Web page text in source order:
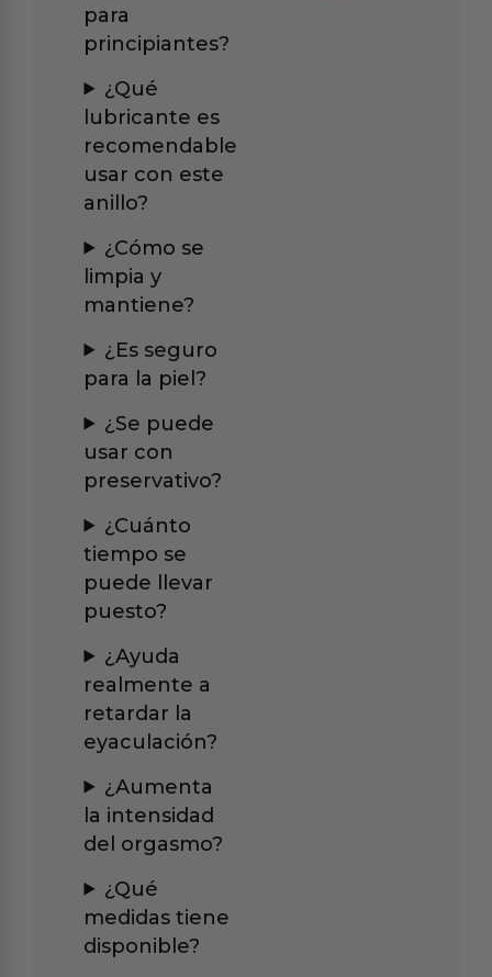
para
principiantes?
¿Qué
lubricante es
recomendable
usar con este
anillo?
¿Cómo se
limpia y
mantiene?
¿Es seguro
para la piel?
¿Se puede
usar con
preservativo?
¿Cuánto
tiempo se
puede llevar
puesto?
¿Ayuda
realmente a
retardar la
eyaculación?
¿Aumenta
la intensidad
del orgasmo?
¿Qué
medidas tiene
disponible?